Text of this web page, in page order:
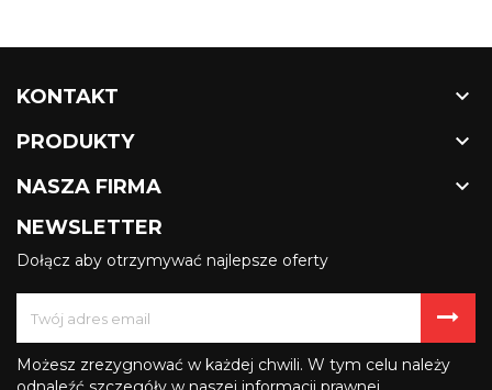
KONTAKT 
PRODUKTY 
NASZA FIRMA 
NEWSLETTER
Dołącz aby otrzymywać najlepsze oferty
Możesz zrezygnować w każdej chwili. W tym celu należy